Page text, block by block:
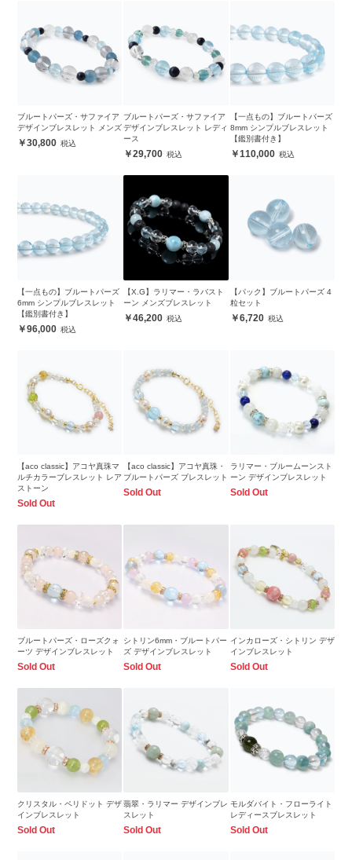
ブルートパーズ・サファイア
デザインブレスレット メンズ
30,800
ブルートパーズ・サファイア
デザインブレスレット レディ
ース
29,700
【一点もの】ブルートパーズ
8mm シンプルブレスレット
【鑑別書付き】
110,000
【一点もの】ブルートパーズ
6mm シンプルブレスレット
【鑑別書付き】
96,000
【X.G】ラリマー・ラバスト
ーン メンズブレスレット
46,200
【パック】ブルートパーズ 4
粒セット
6,720
【aco classic】アコヤ真珠マ
ルチカラーブレスレット レア
ストーン
Sold Out
【aco classic】アコヤ真珠・
ブルートパーズ ブレスレット
Sold Out
ラリマー・ブルームーンスト
ーン デザインブレスレット
Sold Out
ブルートパーズ・ローズクォ
ーツ デザインブレスレット
Sold Out
シトリン6mm・ブルートパー
ズ デザインブレスレット
Sold Out
インカローズ・シトリン デザ
インブレスレット
Sold Out
クリスタル・ペリドット デザ
インブレスレット
Sold Out
翡翠・ラリマー デザインブレ
スレット
Sold Out
モルダバイト・フローライト
レディースブレスレット
Sold Out